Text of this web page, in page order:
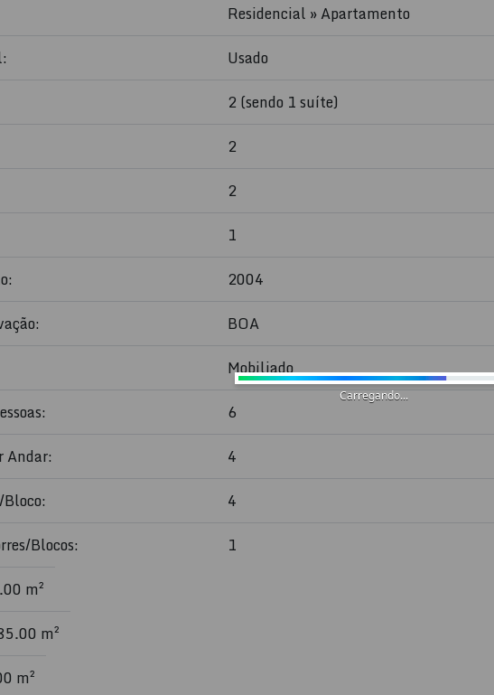
Residencial »Apartamento
Usado
2 (sendo 1 suíte)
2
2
1
2004
BOA
Mobiliado
6
Andar:
4
4
Blocos:
1
m²
m²
m²
Carregando...